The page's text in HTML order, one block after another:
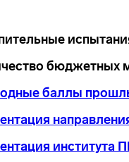
бюджетных
баллы
института